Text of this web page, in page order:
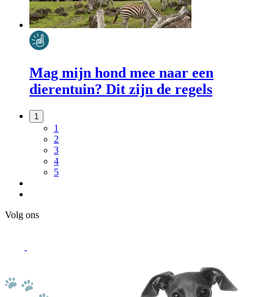
Mag mijn hond mee naar een
dierentuin? Dit zijn de regels
1
1
2
3
4
5
Volg ons